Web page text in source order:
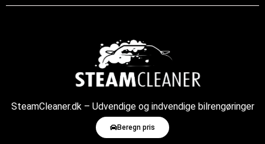
Beregn pris
SteamCleaner.dk – Udvendige og indvendige bilrengøringer
med damp